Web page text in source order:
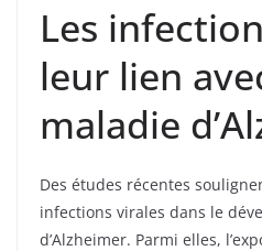
Les
leur lien
maladie
Des études récentes
infections virales dans le
d’Alzheimer. Parmi elles,